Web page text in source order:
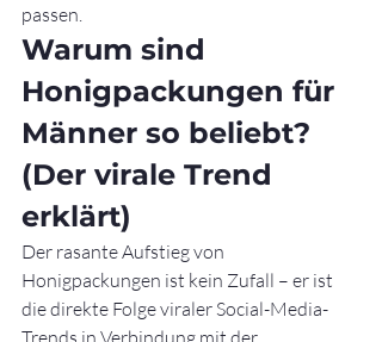
passen.
Warum sind
Honigpackungen für
Männer so beliebt?
(Der virale Trend
erklärt)
Der rasante Aufstieg von
Honigpackungen ist kein Zufall – er ist
die direkte Folge viraler Social-Media-